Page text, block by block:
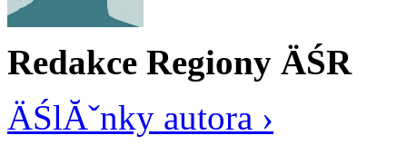
Redakce Regiony ÄŚR
ÄŚlĂˇnky autora ›